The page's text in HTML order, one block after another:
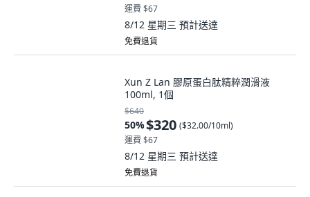
運費 $67
8/12 星期三 預計送達
免費退貨
Xun Z Lan 膠原蛋白肽精粹潤滑液
100ml, 1個
$640
50%$320 ($32.00/10ml)
運費 $67
8/12 星期三 預計送達
免費退貨